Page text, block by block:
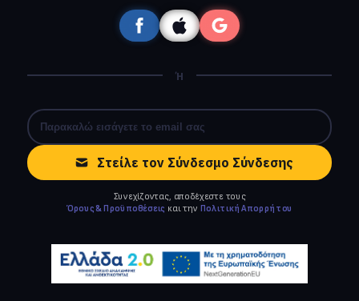
Ή
Στείλε τον Σύνδεσμο Σύνδεσης
Συνεχίζοντας, αποδέχεστε τους
Όρους & Προϋποθέσεις και την Πολιτική Απορρήτου